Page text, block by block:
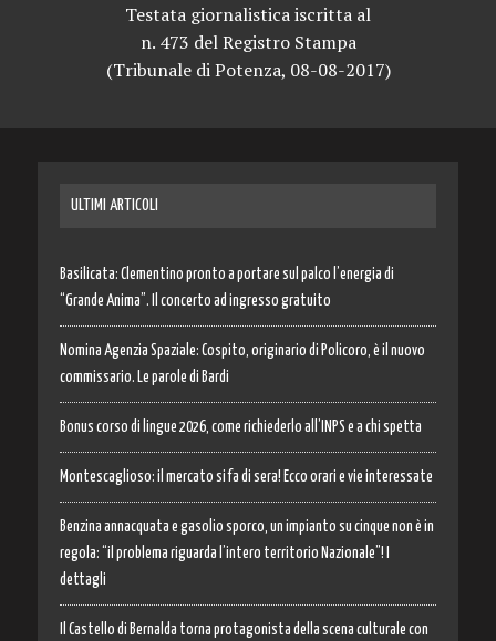
Testata giornalistica iscritta al
n. 473 del Registro Stampa
(Tribunale di Potenza, 08-08-2017)
ULTIMI ARTICOLI
Basilicata: Clementino pronto a portare sul palco l’energia di
“Grande Anima”. Il concerto ad ingresso gratuito
Nomina Agenzia Spaziale: Cospito, originario di Policoro, è il nuovo
commissario. Le parole di Bardi
Bonus corso di lingue 2026, come richiederlo all’INPS e a chi spetta
Montescaglioso: il mercato si fa di sera! Ecco orari e vie interessate
Benzina annacquata e gasolio sporco, un impianto su cinque non è in
regola: “il problema riguarda l’intero territorio Nazionale”! I
dettagli
Il Castello di Bernalda torna protagonista della scena culturale con